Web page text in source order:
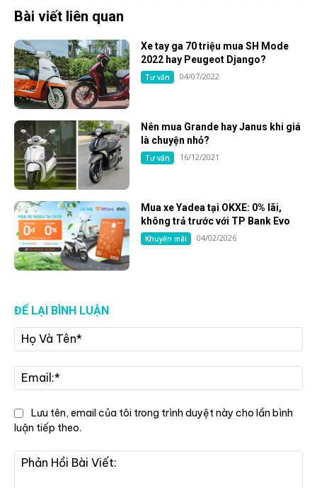
Bài viết liên quan
Xe tay ga 70 triệu mua SH Mode
2022 hay Peugeot Django?
Tư vấn 04/07/2022
Nên mua Grande hay Janus khi giá
là chuyện nhỏ?
Tư vấn 16/12/2021
Mua xe Yadea tại OKXE: 0% lãi,
không trả trước với TP Bank Evo
Khuyến mãi 04/02/2026
ĐỂ LẠI BÌNH LUẬN
Và
Lưu tên, email của tôi trong trình duyệt này cho lần bình
luận tiếp theo.